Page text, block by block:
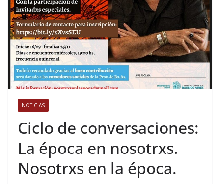
NOTICIAS
Ciclo de conversaciones:
La época en nosotrxs.
Nosotrxs en la época.